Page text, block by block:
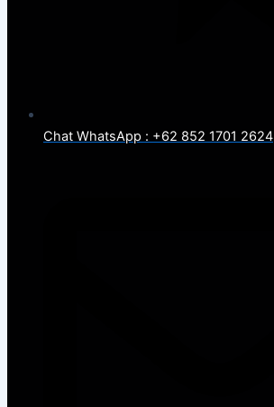
Chat WhatsApp : +62 852 1701 2624